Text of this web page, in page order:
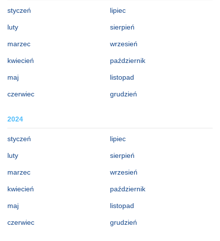
styczeń
luty
marzec
kwiecień
maj
czerwiec
lipiec
sierpień
wrzesień
październik
listopad
grudzień
2024
styczeń
luty
marzec
kwiecień
maj
czerwiec
lipiec
sierpień
wrzesień
październik
listopad
grudzień